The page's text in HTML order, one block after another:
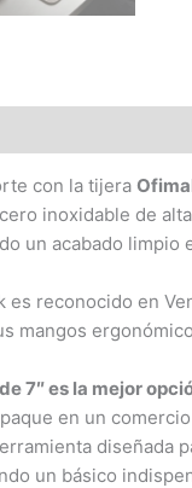
con la tijera
inoxidable de
un acabado limpio
es reconocido en
mangos
7″ es la mejor
en un
diseñada
un básico